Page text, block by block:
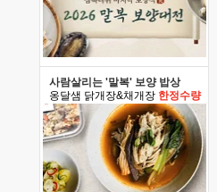
사람살리는 '말복' 보양 밥상
옹달샘 닭개장&채개장 한정수량